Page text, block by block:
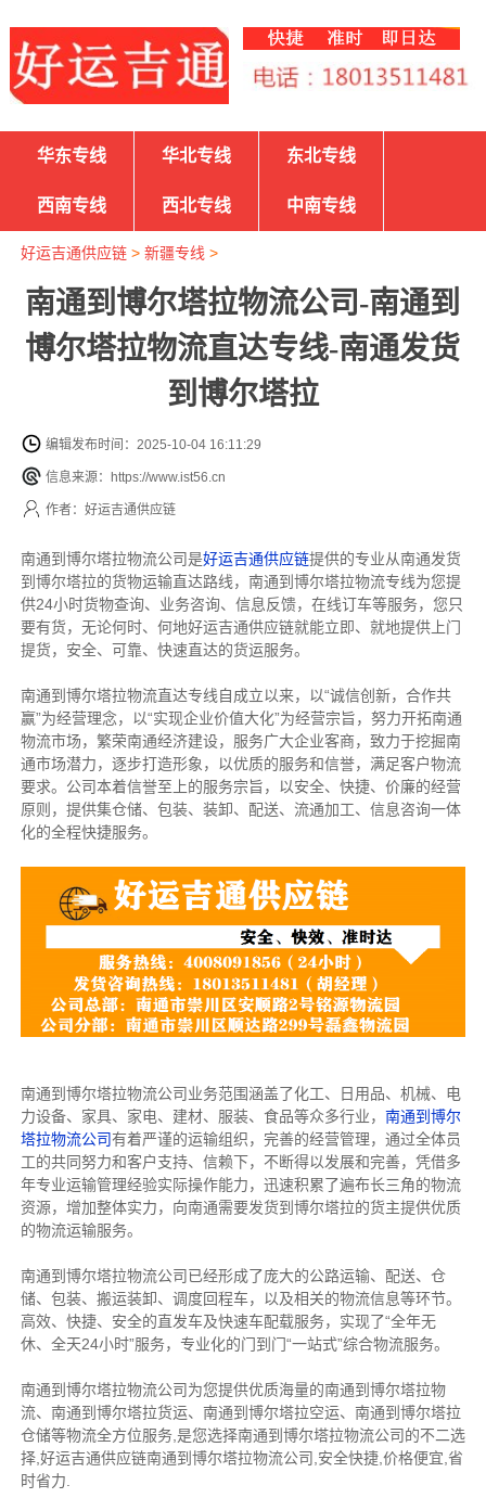
华东专线 华北专线 东北专线
西南专线 西北专线 中南专线
好运吉通供应链> 新疆专线 >
南通到博尔塔拉物流公司-南通到
博尔塔拉物流直达专线-南通发货
到博尔塔拉
编辑发布时间：2025-10-04 16:11:29
信息来源：https://www.ist56.cn
作者：好运吉通供应链
南通到博尔塔拉物流公司是好运吉通供应链提供的专业从南通发货
到博尔塔拉的货物运输直达路线，南通到博尔塔拉物流专线为您提
供24小时货物查询、业务咨询、信息反馈，在线订车等服务，您只
要有货，无论何时、何地好运吉通供应链就能立即、就地提供上门
提货，安全、可靠、快速直达的货运服务。
南通到博尔塔拉物流直达专线自成立以来，以“诚信创新，合作共
赢”为经营理念，以“实现企业价值大化”为经营宗旨，努力开拓南通
物流市场，繁荣南通经济建设，服务广大企业客商，致力于挖掘南
通市场潜力，逐步打造形象，以优质的服务和信誉，满足客户物流
要求。公司本着信誉至上的服务宗旨，以安全、快捷、价廉的经营
原则，提供集仓储、包装、装卸、配送、流通加工、信息咨询一体
化的全程快捷服务。
南通到博尔塔拉物流公司业务范围涵盖了化工、日用品、机械、电
力设备、家具、家电、建材、服装、食品等众多行业， 南通到博尔
塔拉物流公司有着严谨的运输组织，完善的经营管理，通过全体员
工的共同努力和客户支持、信赖下，不断得以发展和完善，凭借多
年专业运输管理经验实际操作能力，迅速积累了遍布长三角的物流
资源，增加整体实力，向南通需要发货到博尔塔拉的货主提供优质
的物流运输服务。
南通到博尔塔拉物流公司已经形成了庞大的公路运输、配送、仓
储、包装、搬运装卸、调度回程车，以及相关的物流信息等环节。
高效、快捷、安全的直发车及快速车配载服务，实现了“全年无
休、全天24小时”服务，专业化的门到门“一站式”综合物流服务。
南通到博尔塔拉物流公司为您提供优质海量的南通到博尔塔拉物
流、南通到博尔塔拉货运、南通到博尔塔拉空运、南通到博尔塔拉
仓储等物流全方位服务,是您选择南通到博尔塔拉物流公司的不二选
择,好运吉通供应链南通到博尔塔拉物流公司,安全快捷,价格便宜,省
时省力.